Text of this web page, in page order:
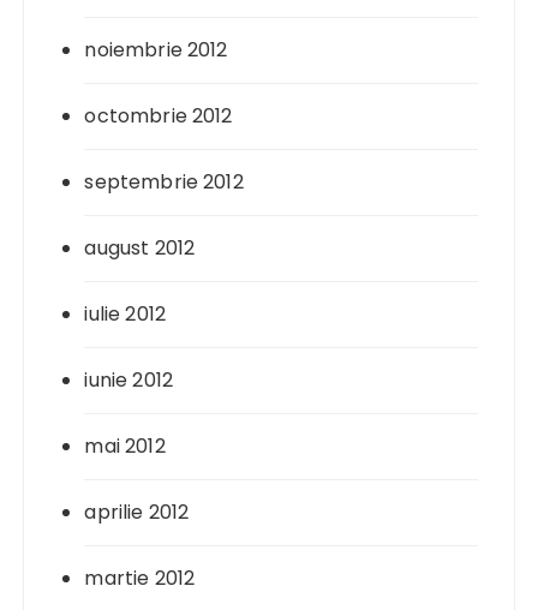
noiembrie 2012
octombrie 2012
septembrie 2012
august 2012
iulie 2012
iunie 2012
mai 2012
aprilie 2012
martie 2012